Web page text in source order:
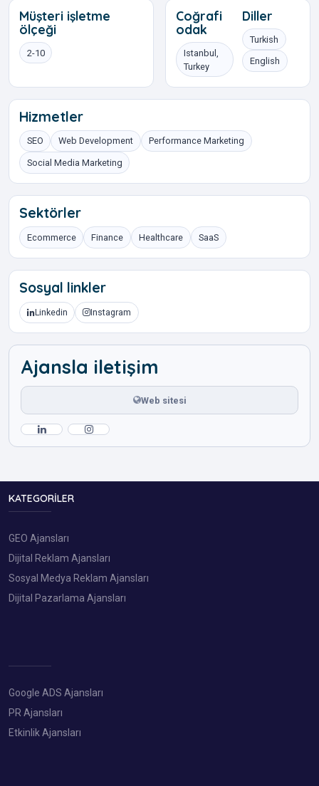
Müşteri işletme
ölçeği
2-10
Coğrafi
odak
Istanbul,
Turkey
Diller
Turkish
English
Hizmetler
SEO Web Development Performance Marketing
Social Media Marketing
Sektörler
Ecommerce Finance Healthcare SaaS
Sosyal linkler
Linkedin Instagram
Ajansla iletişim
Web sitesi
KATEGORILER
GEO Ajansları
Dijital Reklam Ajansları
Sosyal Medya Reklam Ajansları
Dijital Pazarlama Ajansları
Google ADS Ajansları
PR Ajansları
Etkinlik Ajansları